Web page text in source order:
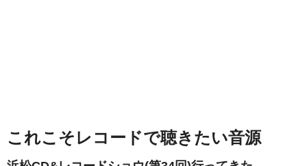
これこそレコードで聴きたい音源